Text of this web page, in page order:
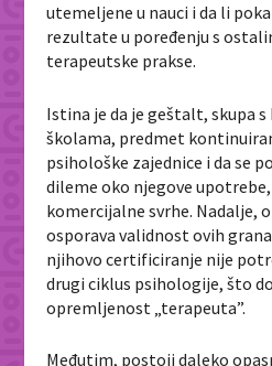
utemeljene u nauci i da li
rezultate u poređenju s
terapeutske prakse.
Istina je da je geštalt, skupa
školama, predmet
psihološke zajednice i da se
dileme oko njegove
komercijalne svrhe. Nadalje,
osporava validnost ovih
njihovo certificiranje nije
drugi ciklus psihologije, što
opremljenost terapeuta”.
Međutim, postoji daleko